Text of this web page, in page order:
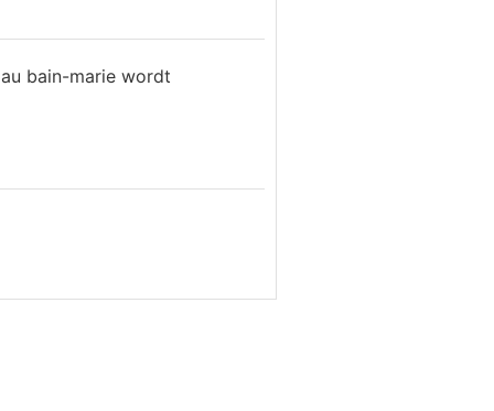
bain-marie wordt